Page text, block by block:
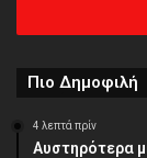
διεύθυνση
Πιο Δημοφιλή
4 λεπτά πρίν
Αυστηρότερα